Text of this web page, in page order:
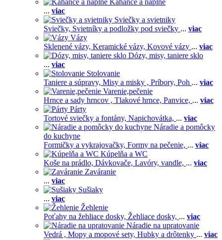
Kahance a náplne
... viac
Sviečky a svietniky
Sviečky, Svietníky a podložky pod sviečky ... viac
Vázy
Sklenené vázy, Keramické vázy, Kovové vázy ... viac
Dózy, misy, taniere sklo
... viac
Stolovanie
Taniere a súpravy, Misy a misky , Príbory, Poh ... viac
Varenie,pečenie
Hrnce a sady hrncov , Tlakové hrnce, Panvice, ... viac
Párty
Tortové sviečky a fontány, Napichovátka, ... viac
Náradie a pomôcky
do kuchyne
Formičky a vykrajovačky, Formy na pečenie, ... viac
Kúpelňa a WC
Koše na prádlo, Dávkovače, Lavóry, vandle, ... viac
Zaváranie
... viac
Sušiaky
... viac
Žehlenie
Poťahy na žehliace dosky, Žehliace dosky, ... viac
Náradie na upratovanie
Vedrá , Mopy a mopové sety, Hubky a drôtenky ... viac